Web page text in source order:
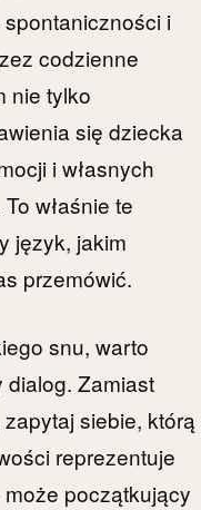
i
codzienne
nie tylko
się dziecka
i własnych
właśnie te
język, jakim
przemówić.
snu, warto
dialog. Zamiast
siebie, którą
reprezentuje
początkujący